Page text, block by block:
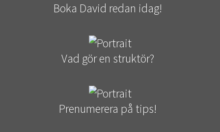
Boka David redan idag!
Vad gör en struktör?
Prenumerera på tips!